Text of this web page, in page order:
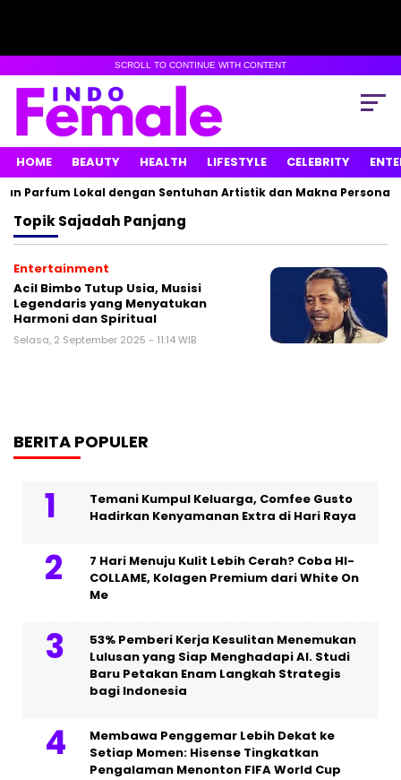
SCROLL TO CONTINUE WITH CONTENT
HOME BEAUTY HEALTH LIFESTYLE CELEBRITY
Parfum Lokal dengan Sentuhan Artistik dan Makna Personal
TopikSajadah Panjang
Entertainment
Acil Bimbo Tutup Usia, Musisi
Legendaris yang Menyatukan
Harmoni dan Spiritual
Selasa, 2 September 2025 - 11:14 WIB
BERITA POPULER
Temani Kumpul Keluarga, Comfee Gusto
Hadirkan Kenyamanan Extra di Hari Raya
7 Hari Menuju Kulit Lebih Cerah? Coba HI-
COLLAME, Kolagen Premium dari White On
Me
53% Pemberi Kerja Kesulitan Menemukan
Lulusan yang Siap Menghadapi AI. Studi
Baru Petakan Enam Langkah Strategis
bagi Indonesia
Membawa Penggemar Lebih Dekat ke
Setiap Momen: Hisense Tingkatkan
Pengalaman Menonton FIFA World Cup